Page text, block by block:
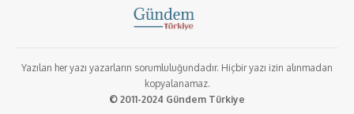
Yazılan her yazı yazarların sorumluluğundadır. Hiçbir yazı izin alınmadan
kopyalanamaz.
© 2011-2024 Gündem Türkiye